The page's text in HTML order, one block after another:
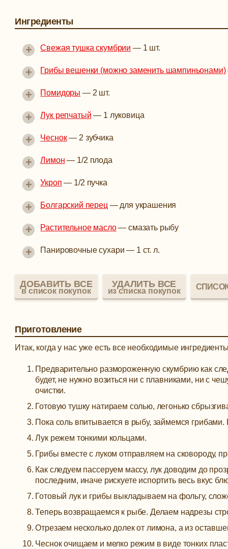
Ингредиенты
Свежая тушка скумбрии — 1 шт.
+
Грибы вешенки (можно заменить шампиньонами)
+
Помидоры — 2 шт.
+
Лук репчатый — 1 луковица
+
Чеснок— 2 зубчика
+
Лимон — 1/2 плода
+
Укроп — 1/2 пучка
+
Болгарский перец — для украшения
+
Растительное масло— смазать рыбу
+
Панировочные сухари — 1 ст. л.
+
ДОБАВИТЬ ВСЕ
в список покупок
УДАЛИТЬ ВСЕ
из списка покупок
Приготовление
Итак, когда у нас уже есть все необходимые
Предварительно размороженную скумбрию как
будет, не нужно возиться ни с плавниками, ни с
очистки.
Готовую тушку натираем солью, легонько
Пока соль впитывается в рыбу, займемся
Лук режем тонкими кольцами.
Грибы вместе с луком отправляем на сковороду,
Как следуем пассеруем массу, лук доводим до
последним, иначе рискуете испортить весь вкус
Готовый лук и грибы выкладываем на фольгу,
Теперь возвращаемся к рыбе. Делаем надрезы
Отрезаем несколько долек от лимона, а из
Чеснок очищаем и мелко режим в виде тонких